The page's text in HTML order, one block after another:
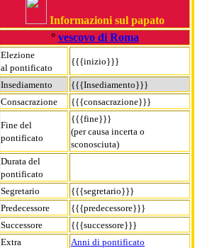
Informazioni sul papato
° vescovo di Roma
Elezione
al pontificato
{{{inizio}}}
Insediamento
{{{Insediamento}}}
Consacrazione
{{{consacrazione}}}
Fine del
pontificato
{{{fine}}}
(per causa incerta o
sconosciuta)
Durata del
pontificato
Segretario
{{{segretario}}}
Predecessore
{{{predecessore}}}
Successore
{{{successore}}}
Extra
Anni di pontificato